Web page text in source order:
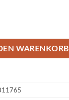
WARENKORB